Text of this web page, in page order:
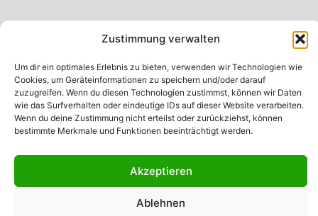
Zustimmung verwalten
Um dir ein optimales Erlebnis zu bieten, verwenden wir Technologien wie
Cookies, um Geräteinformationen zu speichern und/oder darauf
zuzugreifen. Wenn du diesen Technologien zustimmst, können wir Daten
wie das Surfverhalten oder eindeutige IDs auf dieser Website verarbeiten.
Wenn du deine Zustimmung nicht erteilst oder zurückziehst, können
bestimmte Merkmale und Funktionen beeinträchtigt werden.
Akzeptieren
Ablehnen
Made with ♥ by HLT GmbH & Co. KG